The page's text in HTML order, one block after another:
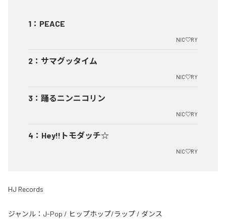
1 ： PEACE
NIC♡RY
2 ： サマグッタイム
NIC♡RY
3 ： 踊るニンニコリン
NIC♡RY
4 ： Hey!!トモダッチ☆
NIC♡RY
HJ Records
ジャンル： J-Pop / ヒップホップ/ラップ / ダンス